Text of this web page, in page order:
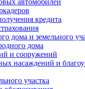
кредита
дома и земельного
дома
и сооружений
насаждений и
участка